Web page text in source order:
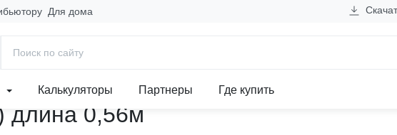
Для дома
Калькуляторы Партнеры Где купить
нестандартная секция 800 А
0,56м